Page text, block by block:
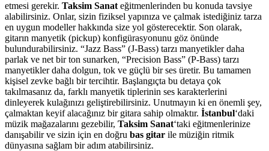
etmesi gerekir. Taksim Sanat eğitmenlerinden bu konuda tavsiye
alabilirsiniz. Onlar, sizin fiziksel yapınıza ve çalmak istediğiniz tarza
en uygun modeller hakkında size yol gösterecektir. Son olarak,
gitarın manyetik (pickup) konfigürasyonunu göz önünde
bulundurabilirsiniz. “Jazz Bass” (J-Bass) tarzı manyetikler daha
parlak ve net bir ton sunarken, “Precision Bass” (P-Bass) tarzı
manyetikler daha dolgun, tok ve güçlü bir ses üretir. Bu tamamen
kişisel zevke bağlı bir tercihtir. Başlangıçta bu detaya çok
takılmasanız da, farklı manyetik tiplerinin ses karakterlerini
dinleyerek kulağınızı geliştirebilirsiniz. Unutmayın ki en önemli şey,
çalmaktan keyif alacağınız bir gitara sahip olmaktır. İstanbul‘daki
müzik mağazalarını gezebilir, Taksim Sanat‘taki eğitmenlerinize
danışabilir ve sizin için en doğru bas gitar ile müziğin ritmik
dünyasına sağlam bir adım atabilirsiniz.